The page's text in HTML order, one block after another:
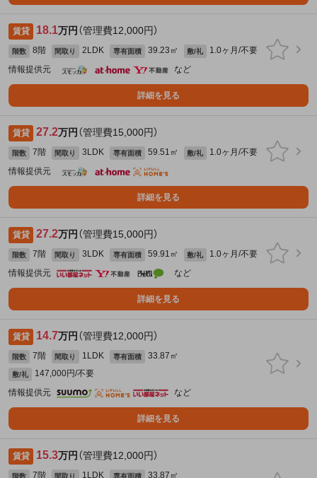
賃貸 18.1万円 （管理費12,000円）
階数 8階 間取り 2LDK 専有面積 39.23㎡ 敷/礼
1.0ヶ月/不要
情報提供元
など
詳細を見る
賃貸 27.2万円 （管理費15,000円）
階数 7階 間取り 3LDK 専有面積 59.51㎡ 敷/礼
1.0ヶ月/不要
情報提供元
詳細を見る
賃貸 27.2万円 （管理費15,000円）
階数 7階 間取り 3LDK 専有面積 59.91㎡ 敷/礼
1.0ヶ月/不要
情報提供元
など
詳細を見る
賃貸 14.7万円 （管理費12,000円）
階数 7階 間取り 1LDK 専有面積 33.87㎡
敷/礼
147,000円/不要
情報提供元
など
詳細を見る
賃貸 15.3万円 （管理費12,000円）
階数 7階 間取り 1LDK 専有面積 33.87㎡